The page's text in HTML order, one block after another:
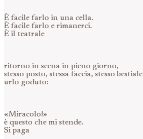
È facile farlo in una cella.
È facile farlo e rimanerci.
È il teatrale
ritorno in scena in pieno giorno,
stesso posto, stessa faccia, stesso bestiale
urlo goduto:
«Miracolo!»
è questo che mi stende.
Si paga